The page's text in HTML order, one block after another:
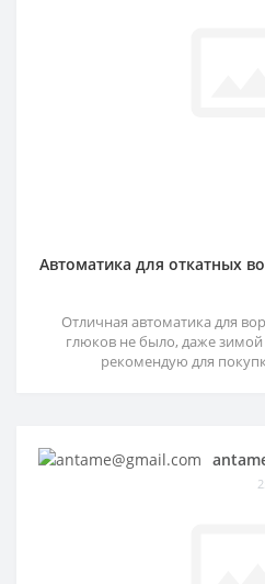
Автоматика для откатных
Отличная автоматика для
глюков не было, даже зимой
рекомендую для